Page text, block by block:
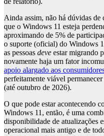
Ainda assim, não há dúvidas
que o Windows 11 esteja
aproximando de 5% de
o suporte (oficial) do Windows
as pessoas deve estar migrando
novamente haja um fator
apoio alargado aos
perfeitamente viável
(até outubro de 2026).
O que pode estar acontecendo
Windows 11, então, é uma
disponibilidade de atualizações
operacional mais antigo e de